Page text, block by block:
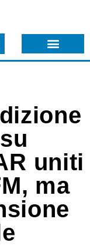
uniti
ma